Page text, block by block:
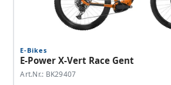
E-Bikes
E-Power X-Vert Race Gent
Art.Nr.: BK29407